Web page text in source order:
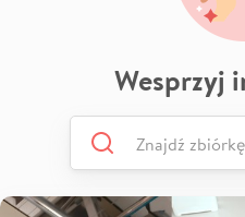
Wesprzyj